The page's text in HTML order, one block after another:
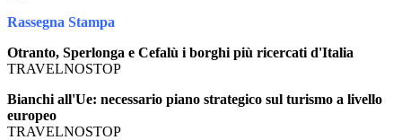
Rassegna Stampa
Otranto, Sperlonga e Cefalù i borghi più ricercati d'Italia
TRAVELNOSTOP
Bianchi all'Ue: necessario piano strategico sul turismo a livello
europeo
TRAVELNOSTOP